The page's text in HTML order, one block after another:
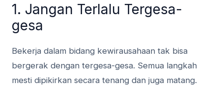
1. Jangan Terlalu Tergesa-
gesa
Bekerja dalam bidang kewirausahaan tak bisa
bergerak dengan tergesa-gesa. Semua langkah
mesti dipikirkan secara tenang dan juga matang.